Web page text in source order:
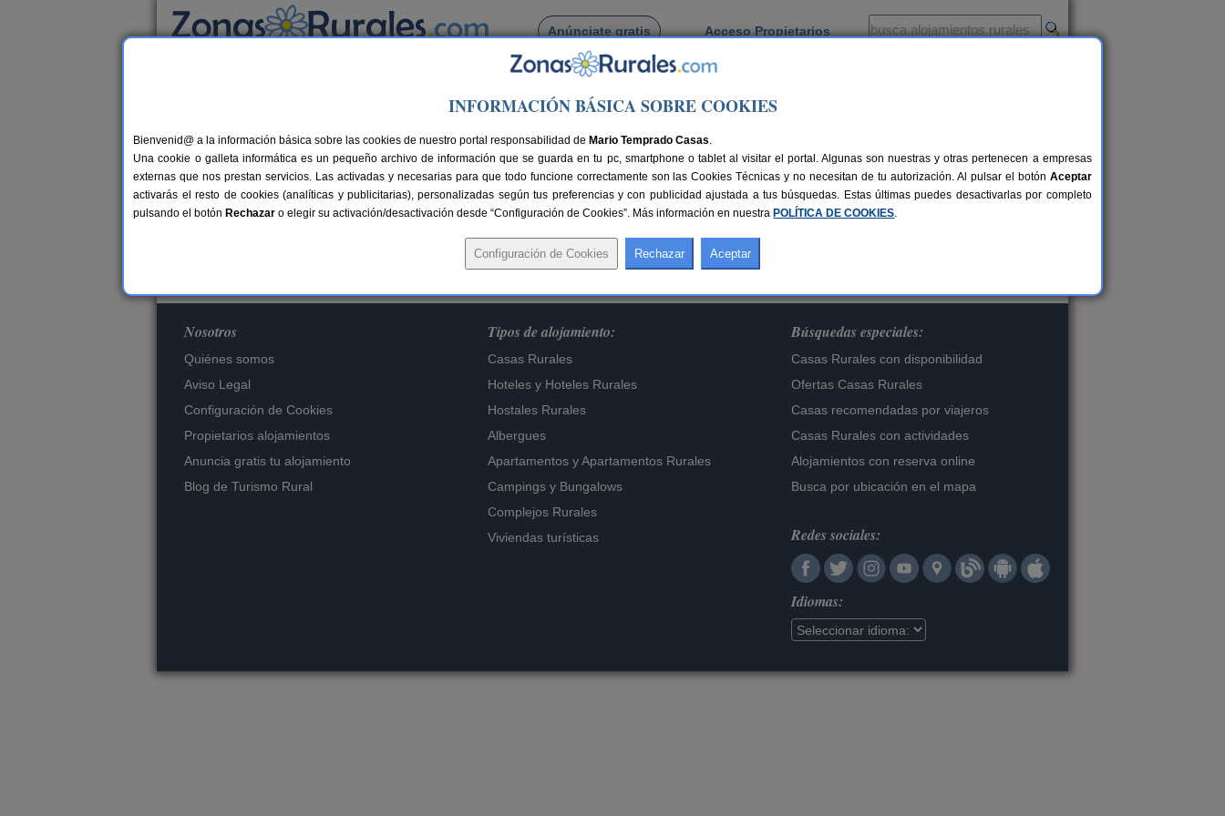
Anúnciate gratis Acceso Propietarios
Busca por pueblo
Lo sentimos,
Este alojamiento ya no figura en nuestra base de datos.
Buscar otros alojamientos
Nosotros
Quiénes somos
Aviso Legal
Configuración de Cookies
Propietarios alojamientos
Anuncia gratis tu alojamiento
Blog de Turismo Rural
Tipos de alojamiento:
Casas Rurales
Hoteles y Hoteles Rurales
Hostales Rurales
Albergues
Apartamentos yApartamentos Rurales
Campings y Bungalows
Complejos Rurales
Viviendas turísticas
Búsquedas especiales:
Casas Rurales con disponibilidad
Ofertas Casas Rurales
Casas recomendadas por viajeros
Casas Rurales con actividades
Alojamientos con reserva online
Busca por ubicación en el mapa
Redes sociales:
Idiomas:
INFORMACIÓN BÁSICA SOBRE COOKIES
Bienvenid@ a la información básica sobre las cookies de nuestro portal responsabilidad de Mario Temprado Casas.
Una cookie o galleta informática es un pequeño archivo de información que se guarda en tu pc, smartphone o tablet al visitar el portal. Algunas son nuestras y otras pertenecen a empresas
externas que nos prestan servicios. Las activadas y necesarias para que todo funcione correctamente son las Cookies Técnicas y no necesitan de tu autorización. Al pulsar el botón Aceptar
activarás el resto de cookies (analíticas y publicitarias), personalizadas según tus preferencias y con publicidad ajustada a tus búsquedas. Estas últimas puedes desactivarlas por completo
pulsando el botón Rechazar o elegir su activación/desactivación desde “Configuración de Cookies”. Más información en nuestra POLÍTICA DE COOKIES.